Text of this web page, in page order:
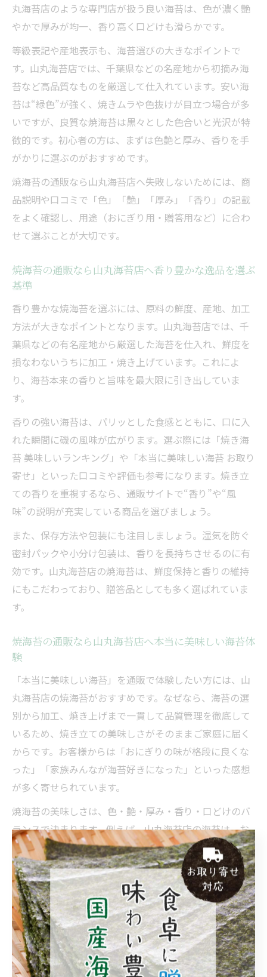
丸海苔店のような専門店が扱う良い海苔は、色が濃く艶
やかで厚みが均一、香り高く口どけも滑らかです。
等級表記や産地表示も、海苔選びの大きなポイントで
す。山丸海苔店では、千葉県などの名産地から初摘み海
苔など高品質なものを厳選して仕入れています。安い海
苔は“緑色”が強く、焼きムラや色抜けが目立つ場合が多
いですが、良質な焼海苔は黒々とした色合いと光沢が特
徴的です。初心者の方は、まずは色艶と厚み、香りを手
がかりに選ぶのがおすすめです。
焼海苔の通販なら山丸海苔店へ――失敗しないためには、商
品説明や口コミで「色」「艶」「厚み」「香り」の記載
をよく確認し、用途（おにぎり用・贈答用など）に合わ
せて選ぶことが大切です。
焼海苔の通販なら山丸海苔店へ香り豊かな逸品を選ぶ
基準
香り豊かな焼海苔を選ぶには、原料の鮮度、産地、加工
方法が大きなポイントとなります。山丸海苔店では、千
葉県などの有名産地から厳選した海苔を仕入れ、鮮度を
損なわないうちに加工・焼き上げています。これによ
り、海苔本来の香りと旨味を最大限に引き出していま
す。
香りの強い海苔は、パリッとした食感とともに、口に入
れた瞬間に磯の風味が広がります。選ぶ際には「焼き海
苔 美味しいランキング」や「本当に美味しい海苔 お取り
寄せ」といった口コミや評価も参考になります。焼き立
ての香りを重視するなら、通販サイトで“香り”や“風
味”の説明が充実している商品を選びましょう。
また、保存方法や包装にも注目しましょう。湿気を防ぐ
密封パックや小分け包装は、香りを長持ちさせるのに有
効です。山丸海苔店の焼海苔は、鮮度保持と香りの維持
にもこだわっており、贈答品としても多く選ばれていま
す。
焼海苔の通販なら山丸海苔店へ本当に美味しい海苔体
験
「本当に美味しい海苔」を通販で体験したい方には、山
丸海苔店の焼海苔がおすすめです。なぜなら、海苔の選
別から加工、焼き上げまで一貫して品質管理を徹底して
いるため、焼き立ての美味しさがそのままご家庭に届く
からです。お客様からは「おにぎりの味が格段に良くな
った」「家族みんなが海苔好きになった」といった感想
が多く寄せられています。
焼海苔の美味しさは、色・艶・厚み・香り・口どけのバ
ランスで決まります。例えば、山丸海苔店の海苔は、お
にぎりや巻き寿司はもちろん、贈答用や特別な日のご飯
にも最適。一枚一枚に手間とこだわりが詰まっていま
す。焼き海苔おすすめスーパーや美味しい海苔ランキン
グでも高評価を得ている理由は、こうした品質管理の賜
物です。
通販ならではのメリットは、鮮度と品質を保ったまま自
宅に届くこと。初めての方も、商品ページの説明や口コ